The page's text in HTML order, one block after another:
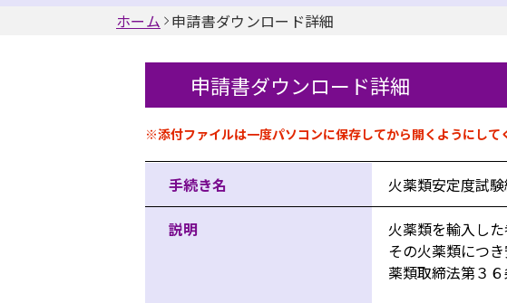
ホーム 申請書ダウンロード詳細
申請書ダウンロード詳細
※添付ファイルは一度パソコンに保存してから開くようにして
手続き名 火薬類安定度試
説明
火薬類を輸入し
その火薬類につ
薬類取締法第３６